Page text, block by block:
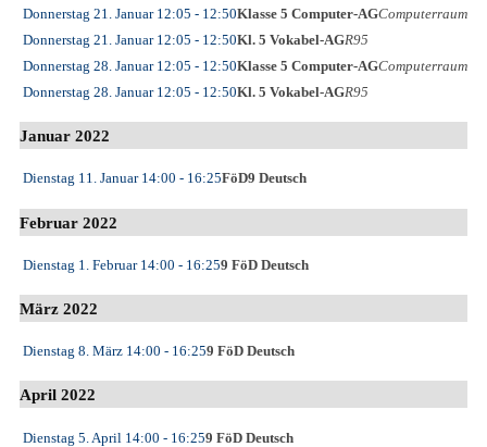
Donnerstag 21. Januar12:05 - 12:50Klasse 5 Computer-AGComputerraum
Donnerstag 21. Januar12:05 - 12:50Kl. 5 Vokabel-AGR95
Donnerstag 28. Januar12:05 - 12:50Klasse 5 Computer-AGComputerraum
Donnerstag 28. Januar12:05 - 12:50Kl. 5 Vokabel-AGR95
Januar 2022
Dienstag 11. Januar14:00 - 16:25FöD9 Deutsch
Februar 2022
Dienstag 1. Februar14:00 - 16:259 FöD Deutsch
März 2022
Dienstag 8. März 14:00 - 16:259 FöD Deutsch
April 2022
Dienstag 5. April 14:00 - 16:259 FöD Deutsch